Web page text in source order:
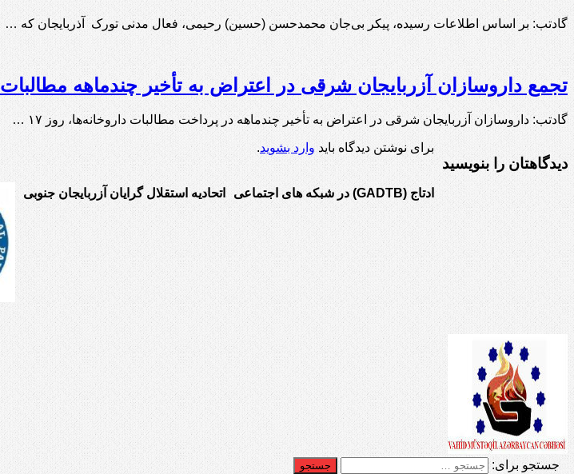
گادتب: بر اساس اطلاعات رسیده، پیکر بی‌جان محمدحسن (حسین) رحیمی، فعال مدنی تورک آذربایجان که …
تجمع داروسازان آزربایجان شرقی در اعتراض به تأخیر چندماهه مطالبات
گادتب: داروسازان آزربایجان شرقی در اعتراض به تأخیر چندماهه در پرداخت مطالبات داروخانه‌ها، روز ۱۷ …
دیدگاهتان را بنویسید
برای نوشتن دیدگاه باید وارد بشوید.
ادتاج (GADTB) در شبکه های اجتماعی اتحادیه استقلال گرایان آزربایجان جنوبی
جستجو برای: